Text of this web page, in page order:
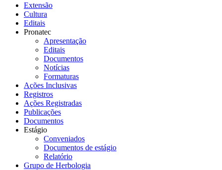
Extensão
Cultura
Editais
Pronatec
Apresentação
Editais
Documentos
Notícias
Formaturas
Ações Inclusivas
Registros
Ações Registradas
Publicações
Documentos
Estágio
Conveniados
Documentos de estágio
Relatório
Grupo de Herbologia